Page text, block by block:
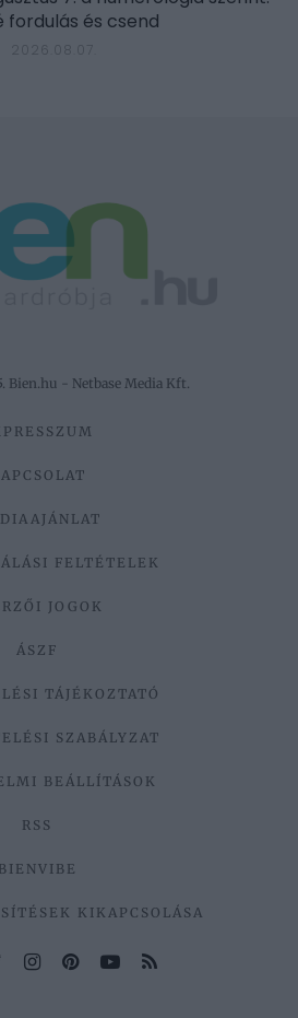
fordulás és csend
2026.08.07.
Bien.hu - Netbase Media Kft.
FELTÉTELEK
JOGOK
ÁSZF
TÁJÉKOZTATÓ
SZABÁLYZAT
BEÁLLÍTÁSOK
RSS
BIENVIBE
KIKAPCSOLÁSA